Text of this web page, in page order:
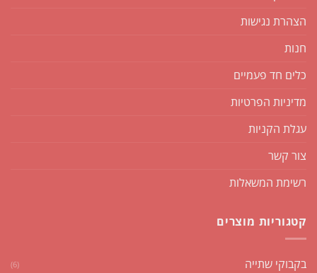
הצהרת נגישות
חנות
כלים חד פעמיים
מדיניות הפרטיות
עגלת הקניות
צור קשר
רשימת המשאלות
קטגוריות מוצרים
בקבוקי שתייה (6)